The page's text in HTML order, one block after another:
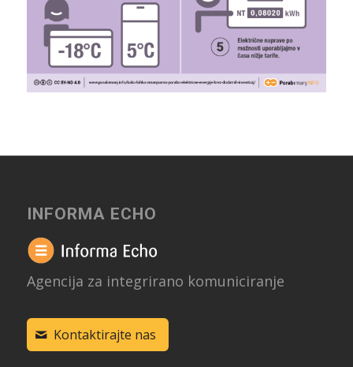
INFORMA ECHO
Agencija za integrirano komuniciranje
Kontaktirajte nas